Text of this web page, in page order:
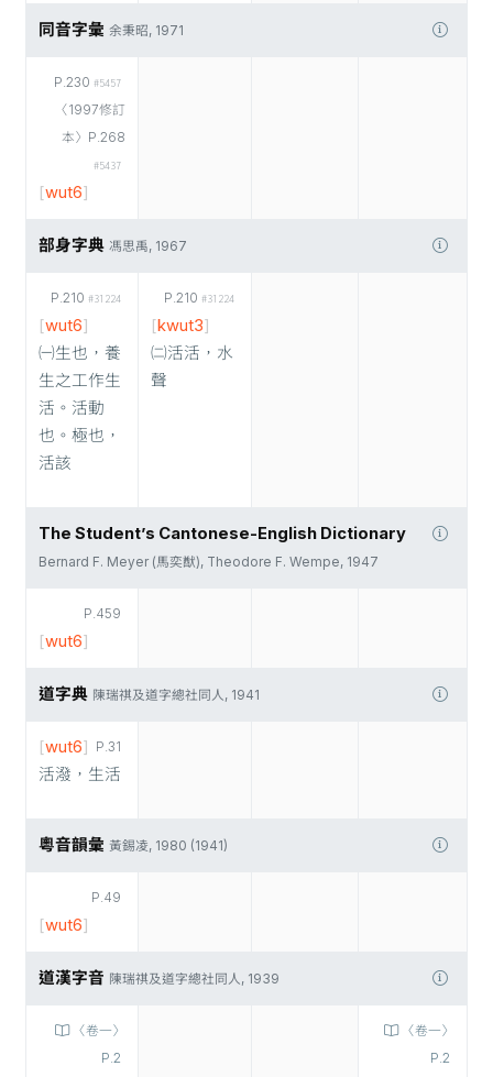
同音字彙 余秉昭, 1971
P.230 #5457
〈1997修訂
本〉P.268
#5437
[wut6]
部身字典 馮思禹, 1967
P.210 #31224
[wut6]
㈠生也，養
生之工作生
活。活動
也。極也，
活該
P.210 #31224
[kwut3]
㈡活活，水
聲
The Student’s Cantonese-English Dictionary
Bernard F. Meyer (馬奕猷), Theodore F. Wempe, 1947
P.459
[wut6]
道字典 陳瑞祺及道字總社同人, 1941
P.31
[wut6]
活潑，生活
粵音韻彙 黃錫凌, 1980 (1941)
P.49
[wut6]
道漢字音 陳瑞祺及道字總社同人, 1939
〈卷一〉
P.2
〈卷一〉
P.2